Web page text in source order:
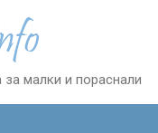
за малки и пораснали